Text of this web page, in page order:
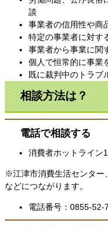
談
事業者の信用性や商
特定の事業者に対す
事業者から事業に関
個人で恒常的に事業
既に裁判中のトラブ
相談方法は？
電話で相談する
消費者ホットライン
※江津市消費生活センター
などにつながります。
電話番号：0855-52-